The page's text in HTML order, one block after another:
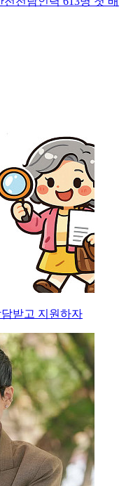
받고 지원하자